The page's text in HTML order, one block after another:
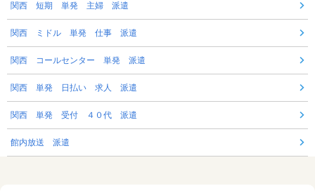
関西 短期 単発 主婦 派遣
関西 ミドル 単発 仕事 派遣
関西 コールセンター 単発 派遣
関西 単発 日払い 求人 派遣
関西 単発 受付 ４０代 派遣
館内放送 派遣